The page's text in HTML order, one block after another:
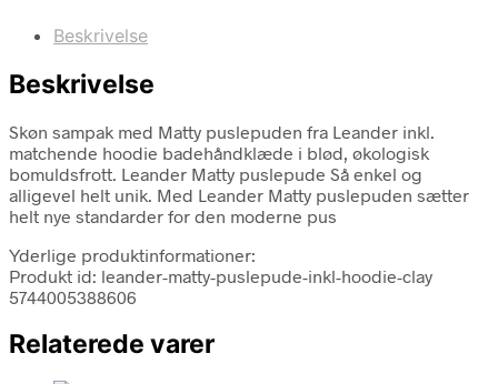
Beskrivelse
Beskrivelse
Skøn sampak med Matty puslepuden fra Leander inkl.
matchende hoodie badehåndklæde i blød, økologisk
bomuldsfrott. Leander Matty puslepude Så enkel og
alligevel helt unik. Med Leander Matty puslepuden sætter
helt nye standarder for den moderne pus
Yderlige produktinformationer:
Produkt id: leander-matty-puslepude-inkl-hoodie-clay
5744005388606
Relaterede varer